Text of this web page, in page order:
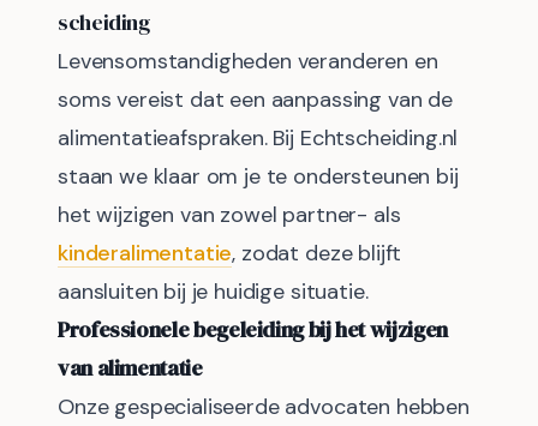
scheiding
Levensomstandigheden veranderen en
soms vereist dat een aanpassing van de
alimentatieafspraken. Bij Echtscheiding.nl
staan we klaar om je te ondersteunen bij
het wijzigen van zowel partner- als
kinderalimentatie, zodat deze blijft
aansluiten bij je huidige situatie.
Professionele begeleiding bij het wijzigen
van alimentatie
Onze gespecialiseerde advocaten hebben